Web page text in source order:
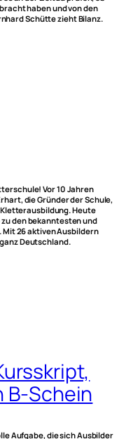
haben und von den
Schütte zieht Bilanz.
Vor 10 Jahren
die Gründer der Schule,
Heute
den bekanntesten und
26 aktiven Ausbildern
Deutschland.
B-Schein
Aufgabe, die sich Ausbilder